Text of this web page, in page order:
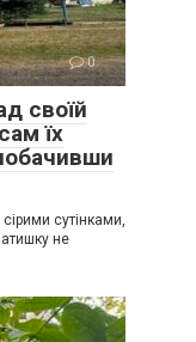
0
своїй
їх
сутінками,
не